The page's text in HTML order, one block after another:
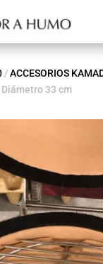
/ACCESORIOS
33 cm